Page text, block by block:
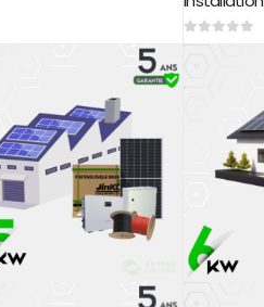
0sur 5